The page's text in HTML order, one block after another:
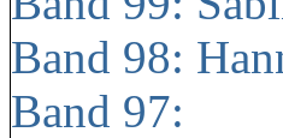
Band 98:
Band 97: